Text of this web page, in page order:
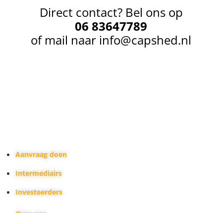
Direct contact? Bel ons op
06 83647789
of mail naar info@capshed.nl
Aanvraag doen
Intermediairs
Investeerders